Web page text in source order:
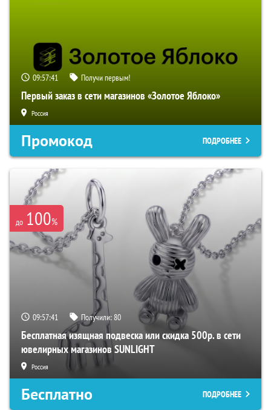
09:57:40 Получи первым!
Первый заказ в сети магазинов «Золотое Яблоко»
Россия
Промокод ПОДРОБНЕЕ
до 100%
09:57:40 Получили:80
Бесплатная изящная подвеска или скидка 500р. в сети
ювелирных магазинов SUNLIGHT
Россия
Бесплатно ПОДРОБНЕЕ